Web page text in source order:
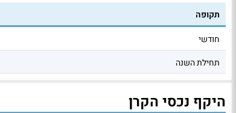
תקופה
חודשי
תחילת השנה
היקף נכסי הקרן